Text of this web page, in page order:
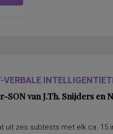
VERBALE
SON van J.Th. Snijders en
uit zes subtests met elk ca. 15